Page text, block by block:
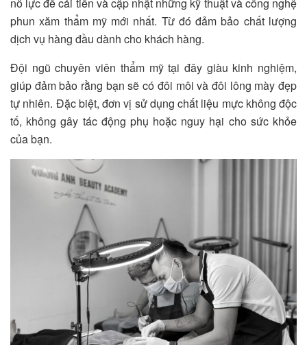
phun xăm thẩm mỹ mới nhất. Từ đó đảm bảo chất lượng
dịch vụ hàng đầu dành cho khách hàng.
Đội ngũ chuyên viên thẩm mỹ tại đây giàu kinh nghiệm,
giúp đảm bảo rằng bạn sẽ có đôi môi và đôi lông mày đẹp
tự nhiên. Đặc biệt, đơn vị sử dụng chất liệu mực không độc
tố, không gây tác động phụ hoặc nguy hại cho sức khỏe
của bạn.